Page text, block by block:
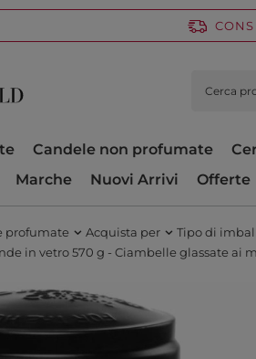
Candele non profumate
Marche Nuovi Arrivi Offerte
profumate Acquista per Tipo di
in vetro 570 g - Ciambelle glassate ai